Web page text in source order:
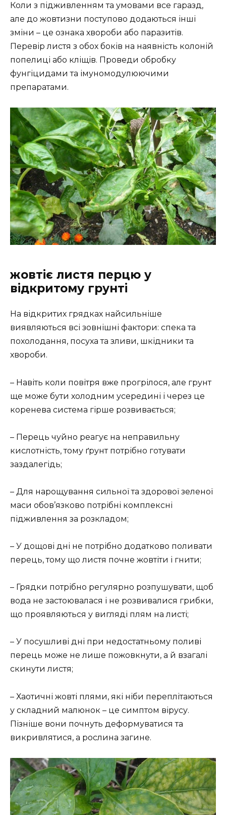
Коли з підживленням та умовами все гаразд,
але до жовтизни поступово додаються інші
зміни – це ознака хвороби або паразитів.
Перевір листя з обох боків на наявність колоній
попелиці або кліщів. Проведи обробку
фунгіцидами та імуномодулюючими
препаратами.
жовтіє листя перцю у
відкритому грунті
На відкритих грядках найсильніше
виявляються всі зовнішні фактори: спека та
похолодання, посуха та зливи, шкідники та
хвороби.
– Навіть коли повітря вже прогрілося, але грунт
ще може бути холодним усередині і через це
коренева система гірше розвивається;
– Перець чуйно реагує на неправильну
кислотність, тому ґрунт потрібно готувати
заздалегідь;
– Для нарощування сильної та здорової зеленої
маси обов’язково потрібні комплексні
підживлення за розкладом;
– У дощові дні не потрібно додатково поливати
перець, тому що листя почне жовтіти і гнити;
– Грядки потрібно регулярно розпушувати, щоб
вода не застоювалася і не розвивалися грибки,
що проявляються у вигляді плям на листі;
– У посушливі дні при недостатньому поливі
перець може не лише пожовкнути, а й взагалі
скинути листя;
– Хаотичні жовті плями, які ніби переплітаються
у складний малюнок – це симптом вірусу.
Пізніше вони почнуть деформуватися та
викривлятися, а рослина загине.